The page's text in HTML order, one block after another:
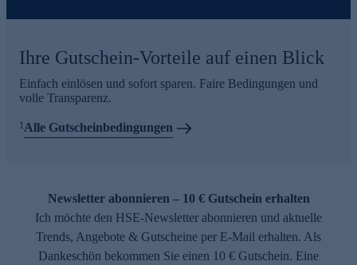
Ihre Gutschein-Vorteile auf einen Blick
Einfach einlösen und sofort sparen. Faire Bedingungen und
volle Transparenz.
1 Alle Gutscheinbedingungen
Newsletter abonnieren – 10 € Gutschein erhalten
Ich möchte den HSE-Newsletter abonnieren und aktuelle
Trends, Angebote & Gutscheine per E-Mail erhalten. Als
Dankeschön bekommen Sie einen 10 € Gutschein. Eine